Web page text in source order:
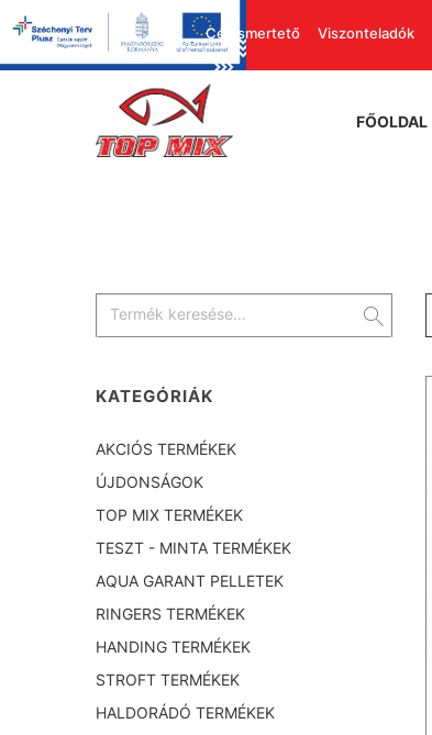
Cégismertető Viszonteladók
FŐOLDAL
KATEGÓRIÁK
AKCIÓS TERMÉKEK
ÚJDONSÁGOK
TOP MIX TERMÉKEK
TESZT - MINTA TERMÉKEK
AQUA GARANT PELLETEK
RINGERS TERMÉKEK
HANDING TERMÉKEK
STROFT TERMÉKEK
HALDORÁDÓ TERMÉKEK